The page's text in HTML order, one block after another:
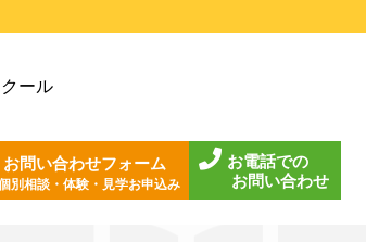
ール
お問い合わせフォーム
別相談・体験・見学お申込み
お電話での
お問い合わせ